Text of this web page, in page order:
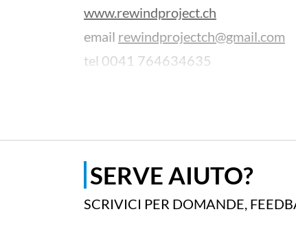
www.rewindproject.ch
email rewindprojectch@gmail.com
tel 0041 764634635
Il pubblico potrà assistere alle
Buetto.Sarà presente anche
Durante la giornata troveranno
bambini, in un contesto festoso ma
DONWLOAD ALLEGATO
SERVE AIUTO?
SCRIVICI PER DOMANDE,